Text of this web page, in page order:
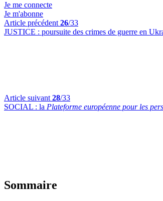
Je me connecte
Je m'abonne
Article précédent 26/33
JUSTICE : poursuite des crimes de guerre en
Article suivant 28/33
SOCIAL : la Plateforme européenne pour les
Sommaire